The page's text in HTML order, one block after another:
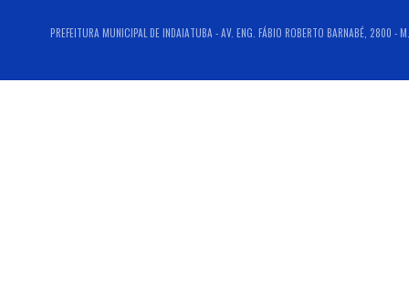
PREFEITURA MUNICIPAL DE INDAIATUBA - AV. ENG. FÁBIO ROBERTO BARNABÉ, 2800 -